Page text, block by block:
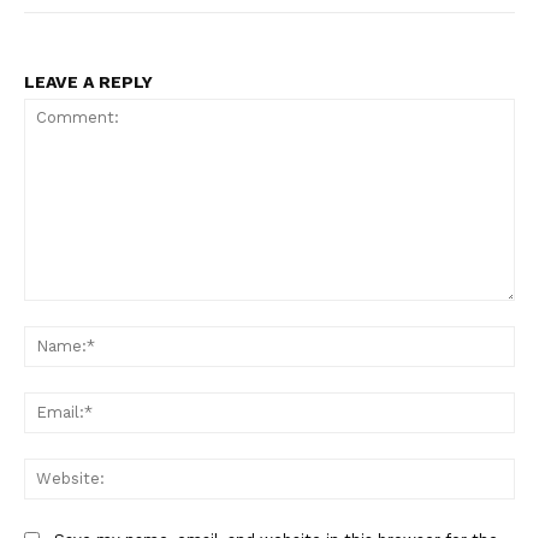
LEAVE A REPLY